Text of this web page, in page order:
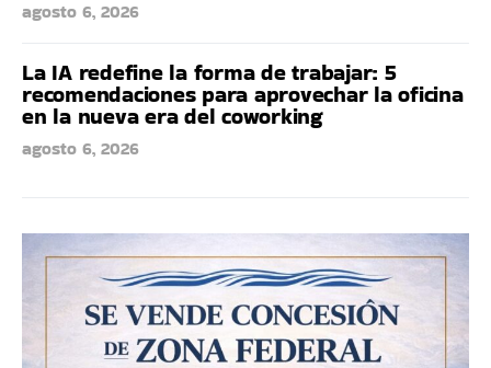
agosto 6, 2026
La IA redefine la forma de trabajar: 5
recomendaciones para aprovechar la oficina
en la nueva era del coworking
agosto 6, 2026